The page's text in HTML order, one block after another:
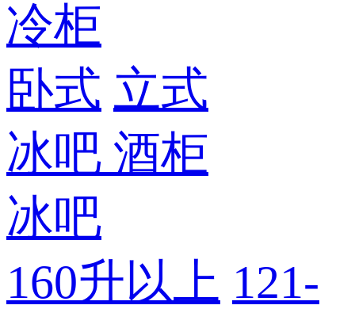
冷柜
卧式 立式
冰吧 酒柜
冰吧
160升以上 121-